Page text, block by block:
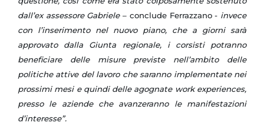
dall’ex assessore Gabriele– conclude Ferrazzano - invece
con l’inserimento nel nuovo piano, che a giorni sarà
approvato dalla Giunta regionale, i corsisti potranno
beneficiare delle misure previste nell’ambito delle
politiche attive del lavoro che saranno implementate nei
prossimi mesi e quindi delle agognate work experiences,
presso le aziende che avanzeranno le manifestazioni
d’interesse”.